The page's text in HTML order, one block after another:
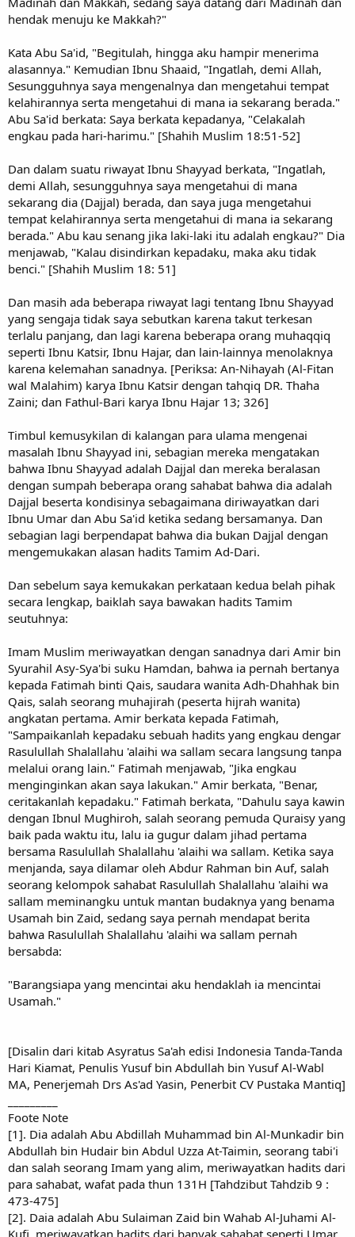
hendak menuju ke Makkah?"
Kata Abu Sa'id, "Begitulah, hingga aku hampir menerima
alasannya." Kemudian Ibnu Shaaid, "Ingatlah, demi Allah,
Sesungguhnya saya mengenalnya dan mengetahui tempat
kelahirannya serta mengetahui di mana ia sekarang berada."
Abu Sa'id berkata: Saya berkata kepadanya, "Celakalah
engkau pada hari-harimu." [Shahih Muslim 18:51-52]
Dan dalam suatu riwayat Ibnu Shayyad berkata, "Ingatlah,
demi Allah, sesungguhnya saya mengetahui di mana
sekarang dia (Dajjal) berada, dan saya juga mengetahui
tempat kelahirannya serta mengetahui di mana ia sekarang
berada." Abu kau senang jika laki-laki itu adalah engkau?" Dia
menjawab, "Kalau disindirkan kepadaku, maka aku tidak
benci." [Shahih Muslim 18: 51]
Dan masih ada beberapa riwayat lagi tentang Ibnu Shayyad
yang sengaja tidak saya sebutkan karena takut terkesan
terlalu panjang, dan lagi karena beberapa orang muhaqqiq
seperti Ibnu Katsir, Ibnu Hajar, dan lain-lainnya menolaknya
karena kelemahan sanadnya. [Periksa: An-Nihayah (Al-Fitan
wal Malahim) karya Ibnu Katsir dengan tahqiq DR. Thaha
Zaini; dan Fathul-Bari karya Ibnu Hajar 13; 326]
Timbul kemusykilan di kalangan para ulama mengenai
masalah Ibnu Shayyad ini, sebagian mereka mengatakan
bahwa Ibnu Shayyad adalah Dajjal dan mereka beralasan
dengan sumpah beberapa orang sahabat bahwa dia adalah
Dajjal beserta kondisinya sebagaimana diriwayatkan dari
Ibnu Umar dan Abu Sa'id ketika sedang bersamanya. Dan
sebagian lagi berpendapat bahwa dia bukan Dajjal dengan
mengemukakan alasan hadits Tamim Ad-Dari.
Dan sebelum saya kemukakan perkataan kedua belah pihak
secara lengkap, baiklah saya bawakan hadits Tamim
seutuhnya:
Imam Muslim meriwayatkan dengan sanadnya dari Amir bin
Syurahil Asy-Sya'bi suku Hamdan, bahwa ia pernah bertanya
kepada Fatimah binti Qais, saudara wanita Adh-Dhahhak bin
Qais, salah seorang muhajirah (peserta hijrah wanita)
angkatan pertama. Amir berkata kepada Fatimah,
"Sampaikanlah kepadaku sebuah hadits yang engkau dengar
Rasulullah Shalallahu 'alaihi wa sallam secara langsung tanpa
melalui orang lain." Fatimah menjawab, "Jika engkau
menginginkan akan saya lakukan." Amir berkata, "Benar,
ceritakanlah kepadaku." Fatimah berkata, "Dahulu saya kawin
dengan Ibnul Mughiroh, salah seorang pemuda Quraisy yang
baik pada waktu itu, lalu ia gugur dalam jihad pertama
bersama Rasulullah Shalallahu 'alaihi wa sallam. Ketika saya
menjanda, saya dilamar oleh Abdur Rahman bin Auf, salah
seorang kelompok sahabat Rasulullah Shalallahu 'alaihi wa
sallam meminangku untuk mantan budaknya yang benama
Usamah bin Zaid, sedang saya pernah mendapat berita
bahwa Rasulullah Shalallahu 'alaihi wa sallam pernah
bersabda:
"Barangsiapa yang mencintai aku hendaklah ia mencintai
Usamah."
[Disalin dari kitab Asyratus Sa'ah edisi Indonesia Tanda-Tanda
Hari Kiamat, Penulis Yusuf bin Abdullah bin Yusuf Al-Wabl
MA, Penerjemah Drs As'ad Yasin, Penerbit CV Pustaka Mantiq]
Foote Note
[1]. Dia adalah Abu Abdillah Muhammad bin Al-Munkadir bin
Abdullah bin Hudair bin Abdul Uzza At-Taimin, seorang tabi'i
dan salah seorang Imam yang alim, meriwayatkan hadits dari
para sahabat, wafat pada thun 131H [Tahdzibut Tahdzib 9 :
473-475]
[2]. Daia adalah Abu Sulaiman Zaid bin Wahab Al-Juhami Al-
Kufi, meriwayatkan hadits dari banyak sahabat seperti Umar,